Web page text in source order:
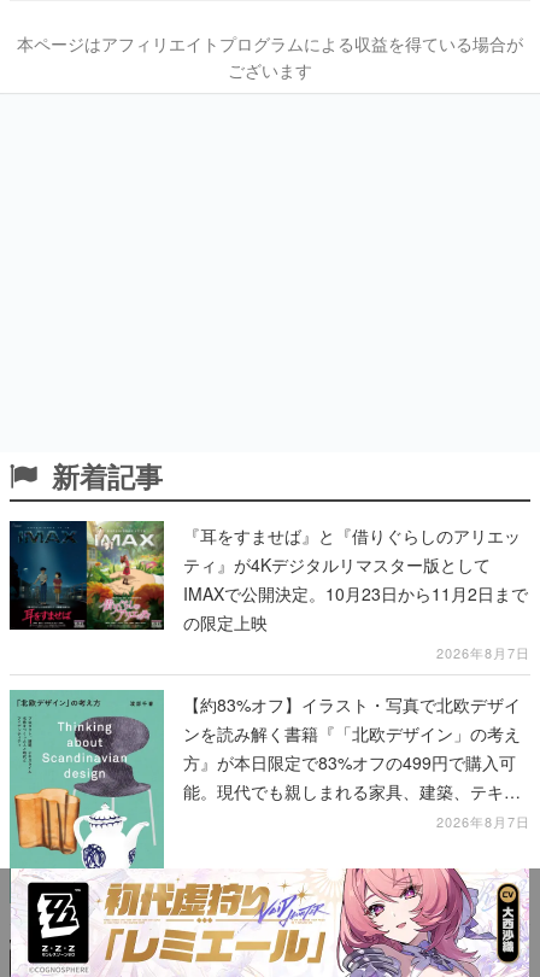
本ページはアフィリエイトプログラムによる収益を得ている場合が
ございます
新着記事
『耳をすませば』と『借りぐらしのアリエッ
ティ』が4Kデジタルリマスター版として
IMAXで公開決定。10月23日から11月2日まで
の限定上映
2026年8月7日
【約83%オフ】イラスト・写真で北欧デザイ
ンを読み解く書籍『「北欧デザイン」の考え
方』が本日限定で83%オフの499円で購入可
能。現代でも親しまれる家具、建築、テキス
2026年8月7日
『グノーシア』コラボカフェが開催決定。